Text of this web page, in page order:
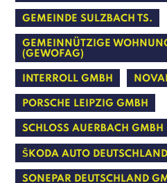
GEMEINDE SULZBACH TS.
GEMEINNÜTZIGE
(GEWOFAG)
INTERROLL GMBH
PORSCHE LEIPZIG GMBH
SCHLOSS AUERBACH GMBH
ŠKODA AUTO
SONEPAR DEUTSCHLAND